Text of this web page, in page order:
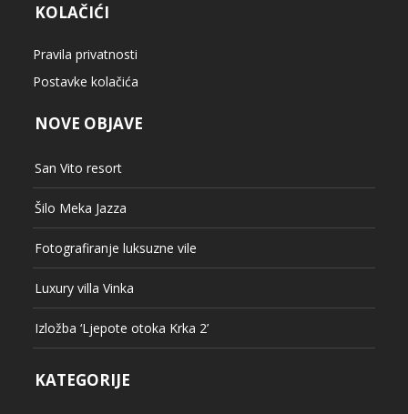
KOLAČIĆI
Pravila privatnosti
Postavke kolačića
NOVE OBJAVE
San Vito resort
Šilo Meka Jazza
Fotografiranje luksuzne vile
Luxury villa Vinka
Izložba ‘Ljepote otoka Krka 2’
KATEGORIJE